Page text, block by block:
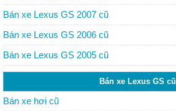
Bán xe Lexus GS 2007 cũ
Bán xe Lexus GS 2006 cũ
Bán xe Lexus GS 2005 cũ
Bán xe Lexus GS cũ
Bán xe hơi cũ